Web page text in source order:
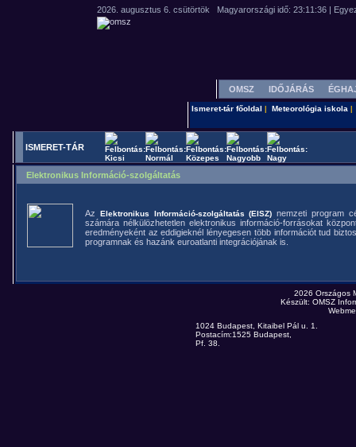
OMSZ IDŐJÁRÁS
Ismeret-tár főoldal Meteorológia iskola
ISMERET-TÁR
Elektronikus Információ-szolgáltatás
Az Elektronikus Információ-szolgáltatás (EISZ) nemzeti program
számára nélkülözhetetlen elektronikus információ-forrásokat
eredményeként az eddigieknél lényegesen több információt tud
programnak és hazánk euroatlanti integrációjának is.
2026
Készült: OMSZ
1024 Budapest, Kitaibel Pál u. 1.
Postacím:1525 Budapest,
Pf. 38.